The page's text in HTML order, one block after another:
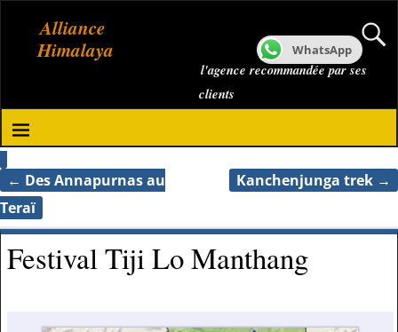
Alliance
Himalaya
l'agence recommandée par ses
clients
Navigation des articles
← Des Annapurnas au
Teraï
Kanchenjunga trek →
Festival Tiji Lo Manthang
WhatsApp